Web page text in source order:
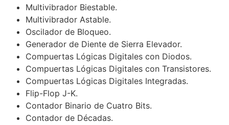
Multivibrador Biestable.
Multivibrador Astable.
Oscilador de Bloqueo.
Generador de Diente de Sierra Elevador.
Compuertas Lógicas Digitales con Diodos.
Compuertas Lógicas Digitales con Transistores.
Compuertas Lógicas Digitales Integradas.
Flip-Flop J-K.
Contador Binario de Cuatro Bits.
Contador de Décadas.